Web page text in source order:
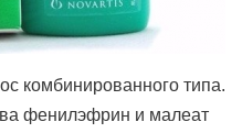
комбинированного типа.
фенилэфрин и малеат